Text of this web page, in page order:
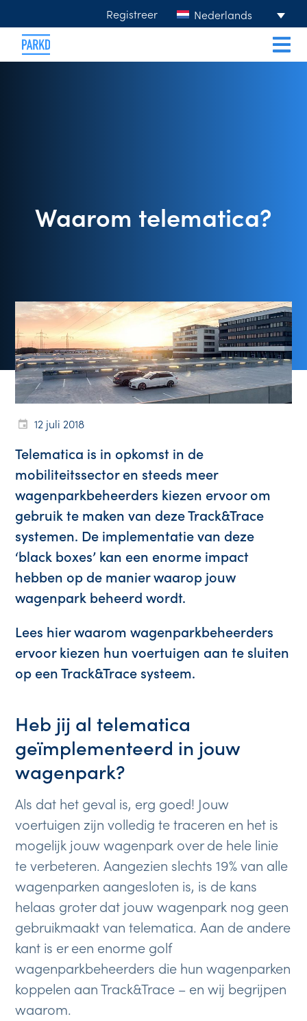
Registreer Nederlands
Waarom telematica?
12 juli 2018
Telematica is in opkomst in de
mobiliteitssector en steeds meer
wagenparkbeheerders kiezen ervoor om
gebruik te maken van deze Track&Trace
systemen. De implementatie van deze
‘black boxes’ kan een enorme impact
hebben op de manier waarop jouw
wagenpark beheerd wordt.
Lees hier waarom wagenparkbeheerders
ervoor kiezen hun voertuigen aan te sluiten
op een Track&Trace systeem.
Heb jij al telematica
geïmplementeerd in jouw
wagenpark?
Als dat het geval is, erg goed! Jouw
voertuigen zijn volledig te traceren en het is
mogelijk jouw wagenpark over de hele linie
te verbeteren. Aangezien slechts 19% van alle
wagenparken aangesloten is, is de kans
helaas groter dat jouw wagenpark nog geen
gebruikmaakt van telematica. Aan de andere
kant is er een enorme golf
wagenparkbeheerders die hun wagenparken
koppelen aan Track&Trace – en wij begrijpen
waarom.